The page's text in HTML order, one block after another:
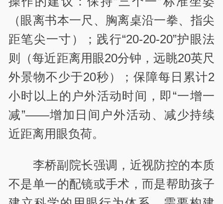
（眼离书本一尺、胸离桌沿一拳、指尖
距笔尖一寸）；践行“20-20-20”护眼法
则（每近距离用眼20分钟，远眺20英尺
外景物不少于20秒）；保障每日累计2
小时以上的户外活动时间，即“一增一
减”——增加日间户外活动、减少持续
近距离用眼负荷。
李桥副院长强调，近视防控的本质
不是单一的配镜或手术，而是帮助孩子